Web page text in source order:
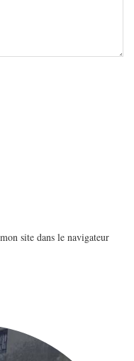
site dans le navigateur